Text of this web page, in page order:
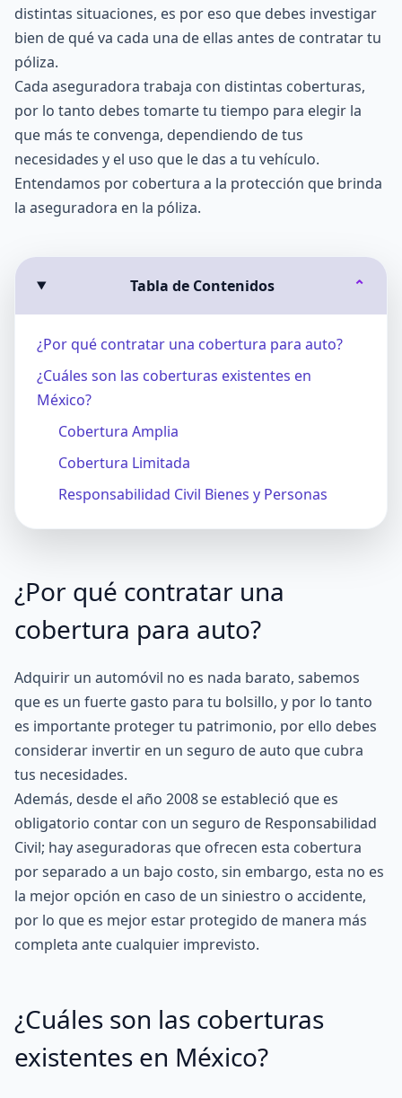
distintas situaciones, es por eso que debes investigar
bien de qué va cada una de ellas antes de contratar tu
póliza.
Cada aseguradora trabaja con distintas coberturas,
por lo tanto debes tomarte tu tiempo para elegir la
que más te convenga, dependiendo de tus
necesidades y el uso que le das a tu vehículo.
Entendamos por cobertura a la protección que brinda
la aseguradora en la póliza.
Tabla de Contenidos ⌄
¿Por qué contratar una cobertura para auto?
¿Cuáles son las coberturas existentes en
México?
Cobertura Amplia
Cobertura Limitada
Responsabilidad Civil Bienes y Personas
¿Por qué contratar una
cobertura para auto?
Adquirir un automóvil no es nada barato, sabemos
que es un fuerte gasto para tu bolsillo, y por lo tanto
es importante proteger tu patrimonio, por ello debes
considerar invertir en un seguro de auto que cubra
tus necesidades.
Además, desde el año 2008 se estableció que es
obligatorio contar con un seguro de Responsabilidad
Civil; hay aseguradoras que ofrecen esta cobertura
por separado a un bajo costo, sin embargo, esta no es
la mejor opción en caso de un siniestro o accidente,
por lo que es mejor estar protegido de manera más
completa ante cualquier imprevisto.
¿Cuáles son las coberturas
existentes en México?